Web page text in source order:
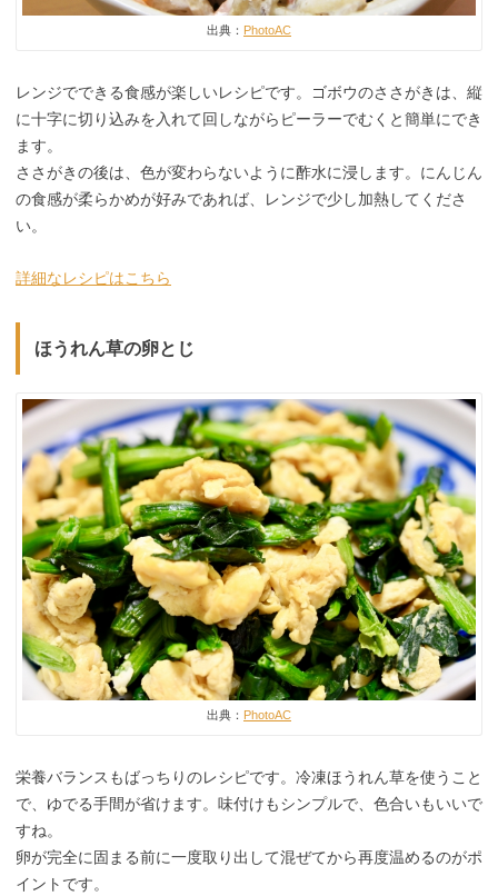
出典： PhotoAC
レンジでできる食感が楽しいレシピです。ゴボウのささがきは、縦
に十字に切り込みを入れて回しながらピーラーでむくと簡単にでき
ます。
ささがきの後は、色が変わらないように酢水に浸します。にんじん
の食感が柔らかめが好みであれば、レンジで少し加熱してくださ
い。
詳細なレシピはこちら
ほうれん草の卵とじ
出典： PhotoAC
栄養バランスもばっちりのレシピです。冷凍ほうれん草を使うこと
で、ゆでる手間が省けます。味付けもシンプルで、色合いもいいで
すね。
卵が完全に固まる前に一度取り出して混ぜてから再度温めるのがポ
イントです。